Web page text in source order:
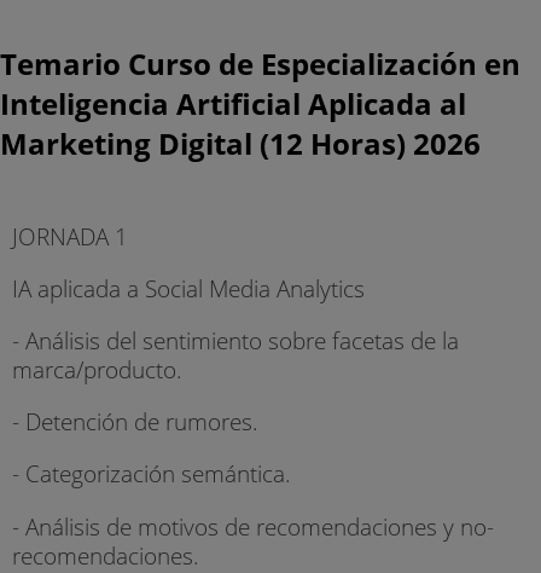
Temario Curso de Especialización en
Inteligencia Artificial Aplicada al
Marketing Digital (12 Horas) 2026
JORNADA 1
IA aplicada a Social Media Analytics
- Análisis del sentimiento sobre facetas de la
marca/producto.
- Detención de rumores.
- Categorización semántica.
- Análisis de motivos de recomendaciones y no-
recomendaciones.